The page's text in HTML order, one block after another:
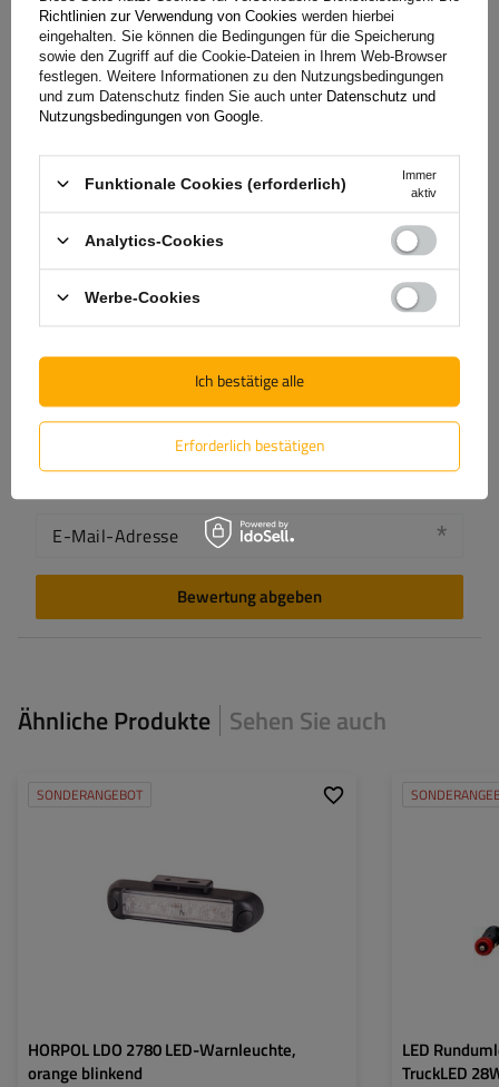
Bewertung schreiben
Ihre Bewertung:
Vorname
E-Mail-Adresse
Bewertung abgeben
Ähnliche Produkte Sehen Sie auch
SONDERANGEBOT
HORPOL LDO 2780 LED-Warnleuchte,
orange blinkend
LED
LED
TruckLED
Richtlinien zur Verwendung von Cookies werden hierbei
eingehalten. Sie können die Bedingungen für die Speicherung
sowie den Zugriff auf die Cookie-Dateien in Ihrem Web-Browser
festlegen. Weitere Informationen zu den Nutzungsbedingungen
und zum Datenschutz finden Sie auch unter Datenschutz und
Nutzungsbedingungen von Google
Funktionale Cookies (erforderlich)
Immer
aktiv
Analytics-Cookies
Werbe-Cookies
Erforderlich bestätigen
Ich bestätige alle